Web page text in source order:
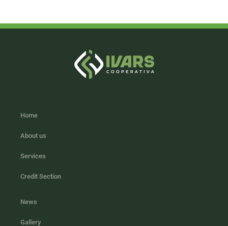
Home
About us
Services
Credit Section
News
Gallery